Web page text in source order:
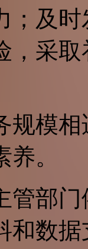
；及
，采
规模
。
管部
和数